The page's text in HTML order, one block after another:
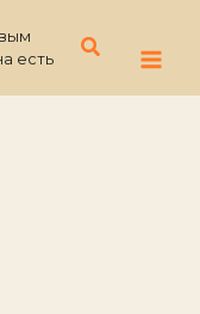
есть
Поиск